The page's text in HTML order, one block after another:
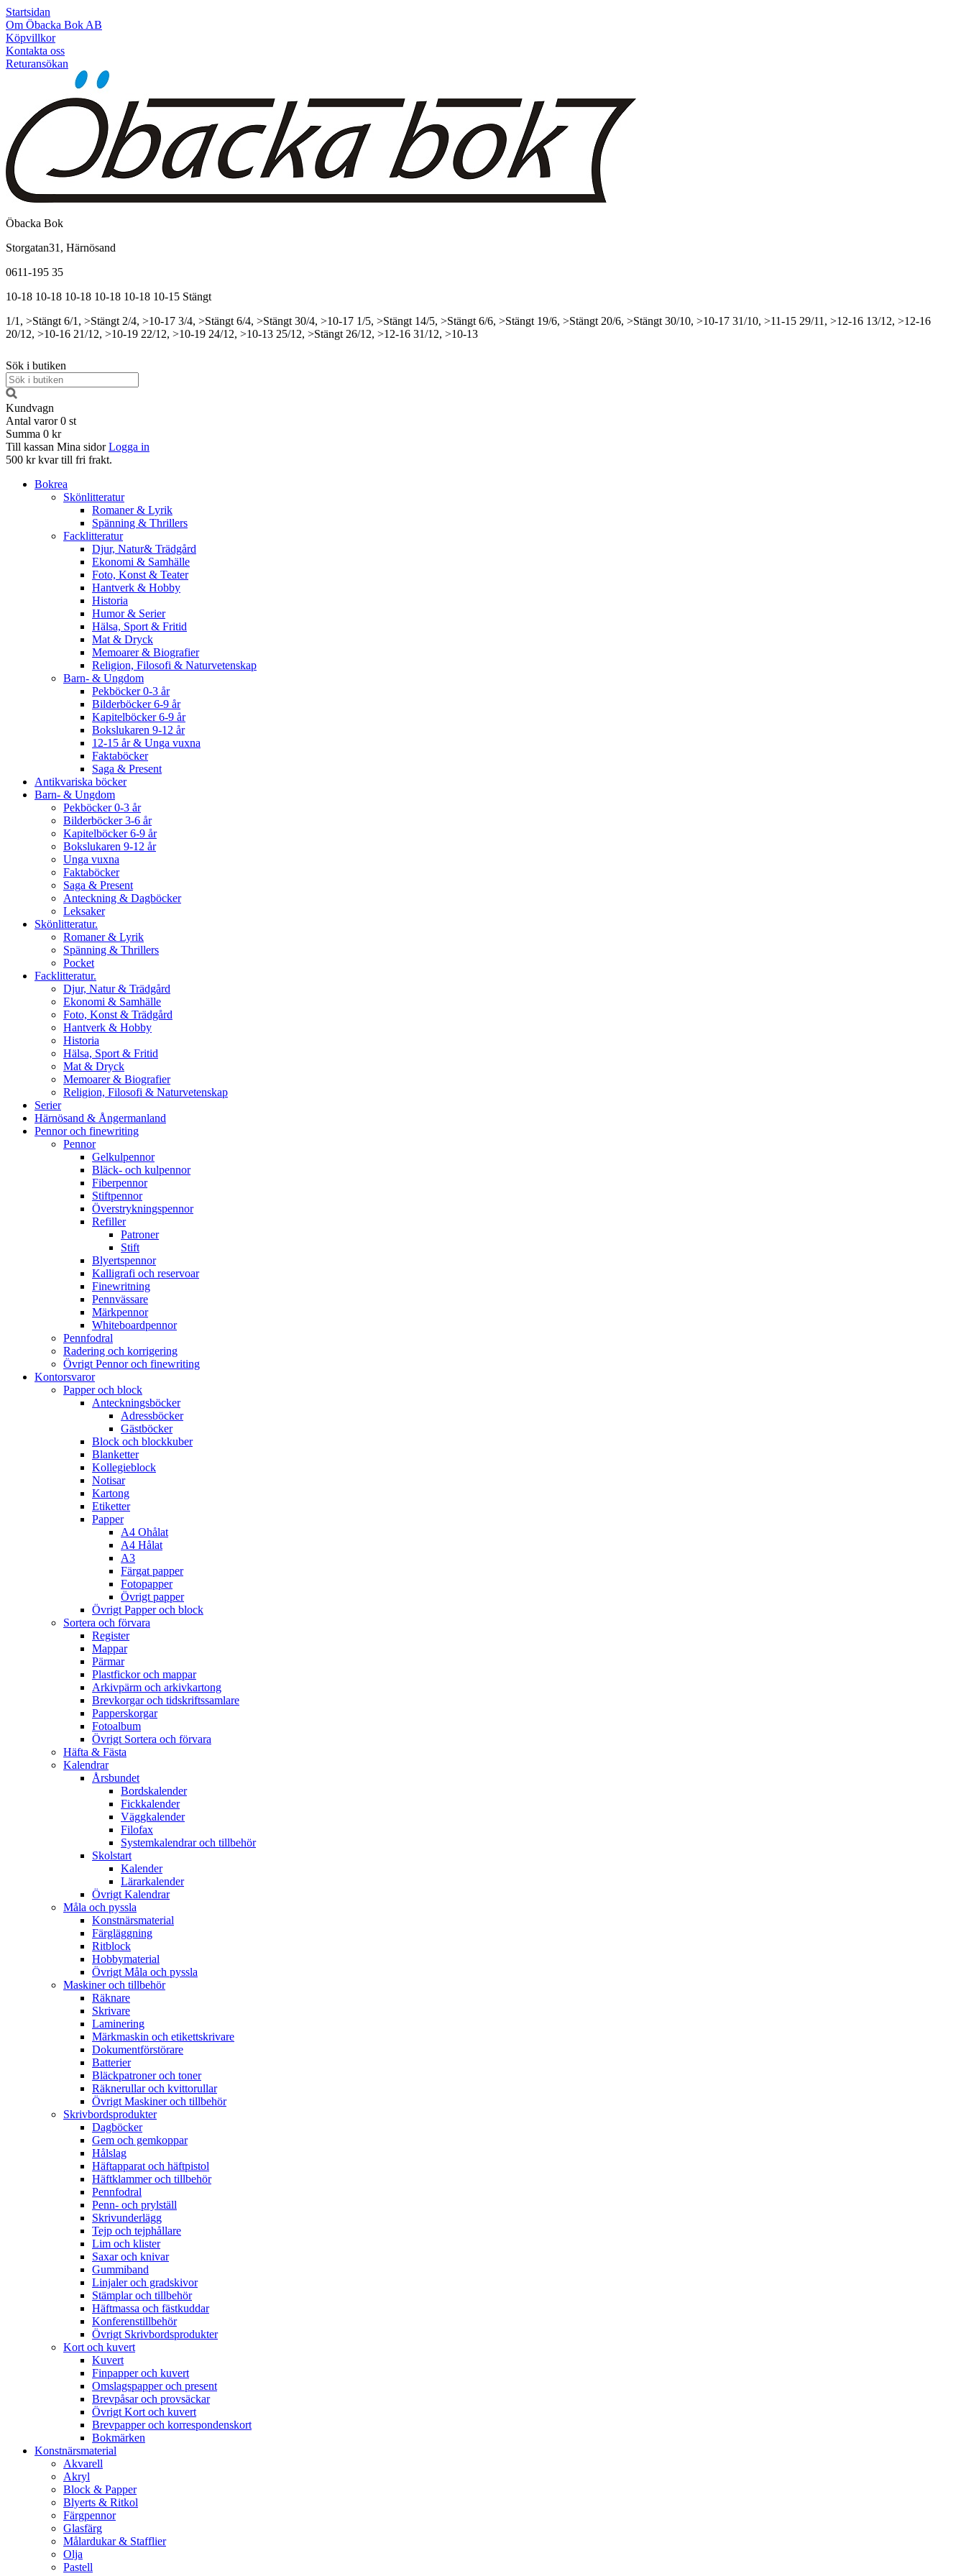
Startsidan
Om Öbacka Bok AB
Köpvillkor
Kontakta oss
Returansökan
Öbacka Bok
Storgatan31, Härnösand
0611-195 35
10-18 10-18 10-18 10-18 10-18 10-15 Stängt
1/1, >Stängt 6/1, >Stängt 2/4, >10-17 3/4, >Stängt 6/4, >Stängt 30/4, >10-17 1/5, >Stängt 14/5, >Stängt 6/6, >Stängt 19/6, >Stängt 20/6, >Stängt 30/10, >10-17 31/10, >11-15 29/11, >12-16 13/12, >12-16
20/12, >10-16 21/12, >10-19 22/12, >10-19 24/12, >10-13 25/12, >Stängt 26/12, >12-16 31/12, >10-13
Sök i butiken
Kundvagn
Antal varor 0 st
Summa 0 kr
Till kassan Mina sidor Logga in
500 kr kvar till fri frakt.
Bokrea
Skönlitteratur
Romaner & Lyrik
Spänning & Thrillers
Facklitteratur
Djur, Natur& Trädgård
Ekonomi & Samhälle
Foto, Konst & Teater
Hantverk & Hobby
Historia
Humor & Serier
Hälsa, Sport & Fritid
Mat & Dryck
Memoarer & Biografier
Religion, Filosofi & Naturvetenskap
Barn- & Ungdom
Pekböcker 0-3 år
Bilderböcker 6-9 år
Kapitelböcker 6-9 år
Bokslukaren 9-12 år
12-15 år & Unga vuxna
Faktaböcker
Saga & Present
Antikvariska böcker
Barn- & Ungdom
Pekböcker 0-3 år
Bilderböcker 3-6 år
Kapitelböcker 6-9 år
Bokslukaren 9-12 år
Unga vuxna
Faktaböcker
Saga & Present
Anteckning & Dagböcker
Leksaker
Skönlitteratur.
Romaner & Lyrik
Spänning & Thrillers
Pocket
Facklitteratur.
Djur, Natur & Trädgård
Ekonomi & Samhälle
Foto, Konst & Trädgård
Hantverk & Hobby
Historia
Hälsa, Sport & Fritid
Mat & Dryck
Memoarer & Biografier
Religion, Filosofi & Naturvetenskap
Serier
Härnösand & Ångermanland
Pennor och finewriting
Pennor
Gelkulpennor
Bläck- och kulpennor
Fiberpennor
Stiftpennor
Överstrykningspennor
Refiller
Patroner
Stift
Blyertspennor
Kalligrafi och reservoar
Finewritning
Pennvässare
Märkpennor
Whiteboardpennor
Pennfodral
Radering och korrigering
Övrigt Pennor och finewriting
Kontorsvaror
Papper och block
Anteckningsböcker
Adressböcker
Gästböcker
Block och blockkuber
Blanketter
Kollegieblock
Notisar
Kartong
Etiketter
Papper
A4 Ohålat
A4 Hålat
A3
Färgat papper
Fotopapper
Övrigt papper
Övrigt Papper och block
Sortera och förvara
Register
Mappar
Pärmar
Plastfickor och mappar
Arkivpärm och arkivkartong
Brevkorgar och tidskriftssamlare
Papperskorgar
Fotoalbum
Övrigt Sortera och förvara
Häfta & Fästa
Kalendrar
Årsbundet
Bordskalender
Fickkalender
Väggkalender
Filofax
Systemkalendrar och tillbehör
Skolstart
Kalender
Lärarkalender
Övrigt Kalendrar
Måla och pyssla
Konstnärsmaterial
Färgläggning
Ritblock
Hobbymaterial
Övrigt Måla och pyssla
Maskiner och tillbehör
Räknare
Skrivare
Laminering
Märkmaskin och etikettskrivare
Dokumentförstörare
Batterier
Bläckpatroner och toner
Räknerullar och kvittorullar
Övrigt Maskiner och tillbehör
Skrivbordsprodukter
Dagböcker
Gem och gemkoppar
Hålslag
Häftapparat och häftpistol
Häftklammer och tillbehör
Pennfodral
Penn- och prylställ
Skrivunderlägg
Tejp och tejphållare
Lim och klister
Saxar och knivar
Gummiband
Linjaler och gradskivor
Stämplar och tillbehör
Häftmassa och fästkuddar
Konferenstillbehör
Övrigt Skrivbordsprodukter
Kort och kuvert
Kuvert
Finpapper och kuvert
Omslagspapper och present
Brevpåsar och provsäckar
Övrigt Kort och kuvert
Brevpapper och korrespondenskort
Bokmärken
Konstnärsmaterial
Akvarell
Akryl
Block & Papper
Blyerts & Ritkol
Färgpennor
Glasfärg
Målardukar & Stafflier
Olja
Pastell